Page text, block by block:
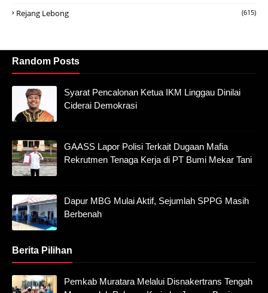
Rejang Lebong (615)
Random Posts
Syarat Pencalonan Ketua IKM Linggau Dinilai
Ciderai Demokrasi
GAASS Lapor Polisi Terkait Dugaan Mafia
Rekrutmen Tenaga Kerja di PT Bumi Mekar Tani
Dapur MBG Mulai Aktif, Sejumlah SPPG Masih
Berbenah
Berita Pilihan
Pemkab Muratara Melalui Disnakertrans Tengah